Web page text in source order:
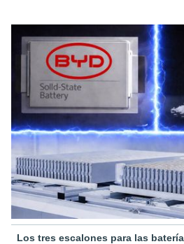
Los tres escalones para las